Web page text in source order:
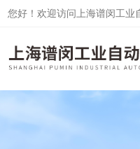
您好！欢迎访问上海谱闵工业